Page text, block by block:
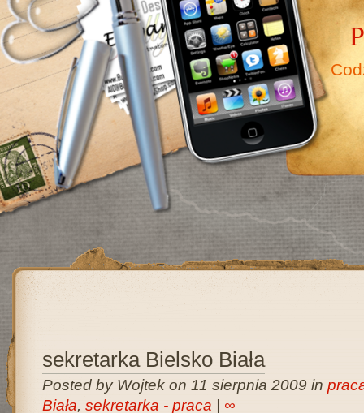
sekretarka Bielsko Biała
Posted by Wojtek on 11 sierpnia 2009 in
Biała, sekretarka - praca ∞